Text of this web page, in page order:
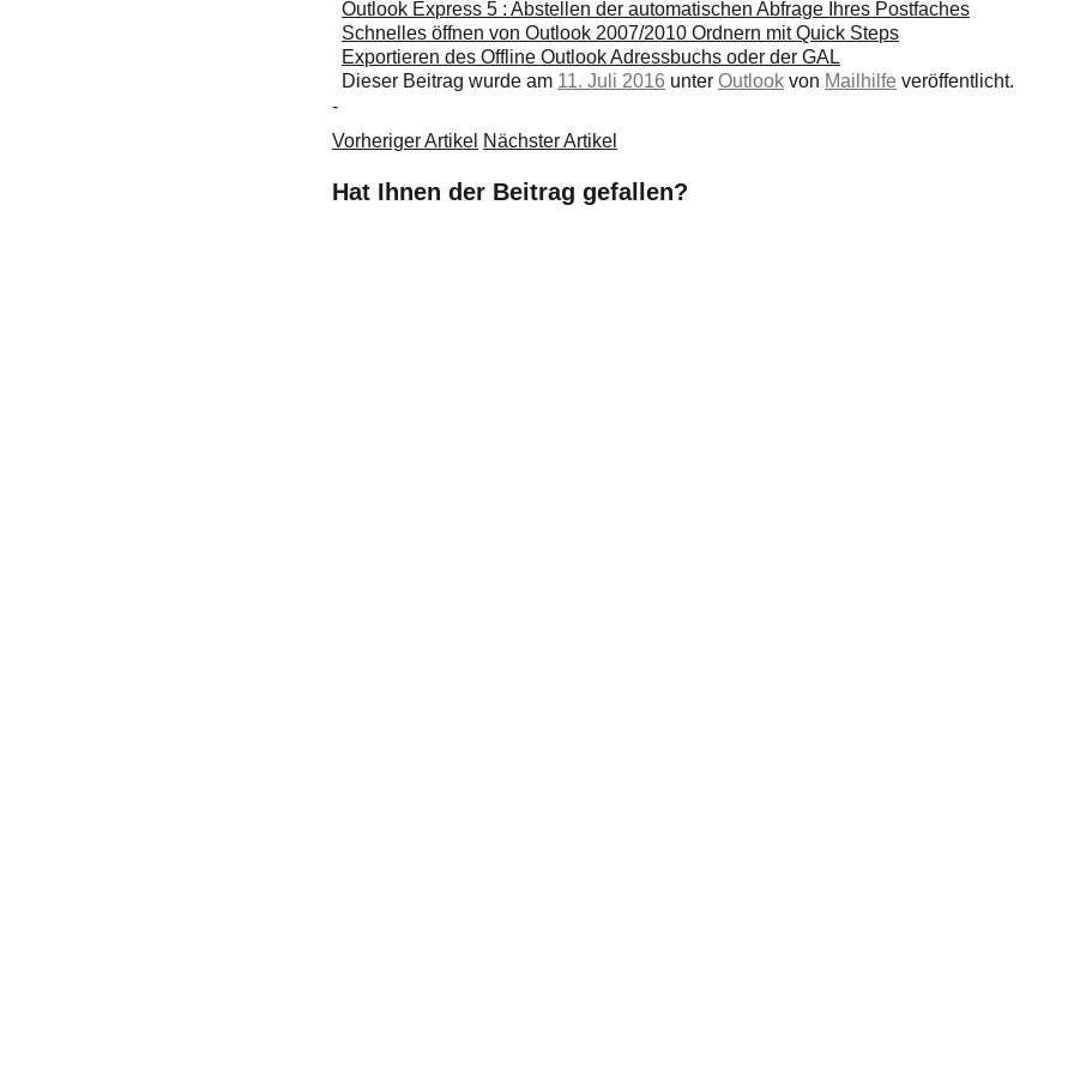
Outlook Express 5 : Abstellen der automatischen Abfrage Ihres Postfaches
Schnelles öffnen von Outlook 2007/2010 Ordnern mit Quick Steps
Exportieren des Offline Outlook Adressbuchs oder der GAL
Dieser Beitrag wurde am 11. Juli 2016 unterOutlook von Mailhilfe veröffentlicht.
-
Vorheriger Artikel Nächster Artikel
Hat Ihnen der Beitrag gefallen?